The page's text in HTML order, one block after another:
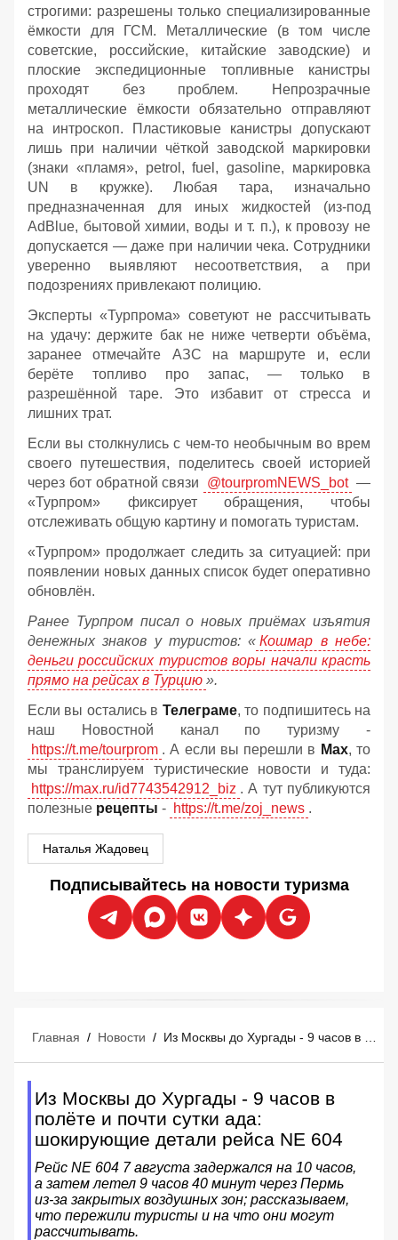
строгими: разрешены только специализированные
ёмкости для ГСМ. Металлические (в том числе
советские, российские, китайские заводские) и
плоские экспедиционные топливные канистры
проходят без проблем. Непрозрачные
металлические ёмкости обязательно отправляют
на интроскоп. Пластиковые канистры допускают
лишь при наличии чёткой заводской маркировки
(знаки «пламя», petrol, fuel, gasoline, маркировка
UN в кружке). Любая тара, изначально
предназначенная для иных жидкостей (из‑под
AdBlue, бытовой химии, воды и т. п.), к провозу не
допускается — даже при наличии чека. Сотрудники
уверенно выявляют несоответствия, а при
подозрениях привлекают полицию.
Эксперты «Турпрома» советуют не рассчитывать
на удачу: держите бак не ниже четверти объёма,
заранее отмечайте АЗС на маршруте и, если
берёте топливо про запас, — только в
разрешённой таре. Это избавит от стресса и
лишних трат.
Если вы столкнулись с чем-то необычным во врем
своего путешествия, поделитесь своей историей
через бот обратной связи
@tourpromNEWS_bot —
«Турпром» фиксирует обращения, чтобы
отслеживать общую картину и помогать туристам.
«Турпром» продолжает следить за ситуацией: при
появлении новых данных список будет оперативно
обновлён.
Ранее Турпром писал о новых приёмах изъятия
денежных знаков у туристов: « Кошмар в небе:
деньги российских туристов воры начали красть
прямо на рейсах в Турцию ».
Если вы остались в Телеграме, то подпишитесь на
наш Новостной канал по туризму -
https://t.me/tourprom . А если вы перешли в Мах, то
мы транслируем туристические новости и туда:
https://max.ru/id7743542912_biz . А тут публикуются
полезные рецепты - https://t.me/zoj_news .
Наталья Жадовец
Подписывайтесь на новости туризма
Главная / Новости /
Из Москвы до Хургады - 9 часов в
полёте и почти сутки ада:
шокирующие детали рейса NE 604
Рейс NE 604 7 августа задержался на 10 часов,
а затем летел 9 часов 40 минут через Пермь
из‑за закрытых воздушных зон; рассказываем,
что пережили туристы и на что они могут
рассчитывать.